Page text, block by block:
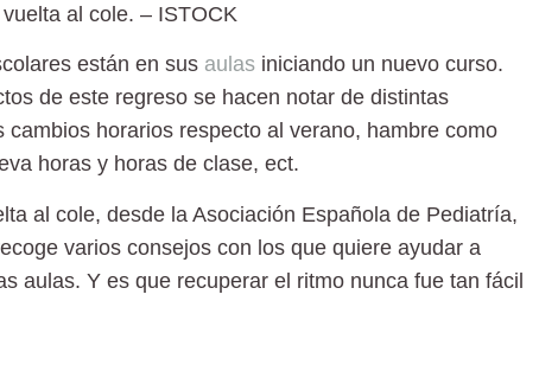
al cole. – ISTOCK
están en sus aulas iniciando un nuevo curso.
de este regreso se hacen notar de distintas
cambios horarios respecto al verano, hambre como
horas y horas de clase, ect.
al cole, desde la Asociación Española de Pediatría,
varios consejos con los que quiere ayudar a
aulas. Y es que recuperar el ritmo nunca fue tan fácil